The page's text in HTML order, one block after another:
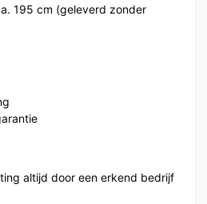
195 cm (geleverd zonder
altijd door een erkend bedrijf